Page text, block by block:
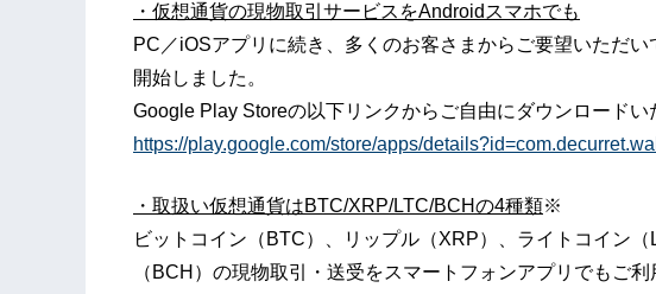
・仮想通貨の現物取引サービスをAndroid スマホでも
PC／iOSアプリに続き、多くのお客さまからご要望いただ
開始しました。
Google Play Storeの以下リンクからご自由にダウンロードい
https://play.google.com/store/apps/
・取扱い仮想通貨はBTC/XRP/LTC/BCHの4種類※
ビットコイン（BTC）、リップル（XRP）、ライトコイン
（BCH）の現物取引・送受をスマートフォンアプリでもご利